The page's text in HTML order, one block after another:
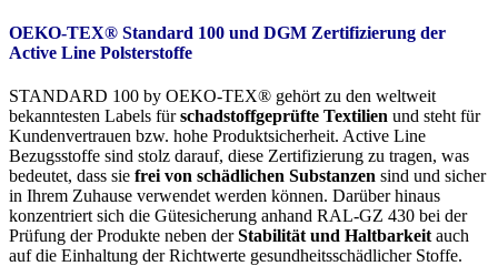
OEKO-TEX® Standard 100 und DGM Zertifizierung der
Active Line Polsterstoffe
STANDARD 100 by OEKO-TEX® gehört zu den weltweit
bekanntesten Labels fürschadstoffgeprüfte Textilien und steht für
Kundenvertrauen bzw. hohe Produktsicherheit. Active Line
Bezugsstoffe sind stolz darauf, diese Zertifizierung zu tragen, was
bedeutet, dass sie frei von schädlichen Substanzen sind und sicher
in Ihrem Zuhause verwendet werden können. Darüber hinaus
konzentriert sich die Gütesicherung anhand RAL-GZ 430 bei der
Prüfung der Produkte neben derStabilität und Haltbarkeit auch
auf die Einhaltung der Richtwerte gesundheitsschädlicher Stoffe.